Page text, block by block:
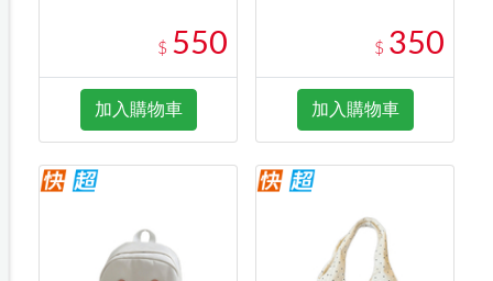
$ 550
加入購物車
$ 350
加入購物車